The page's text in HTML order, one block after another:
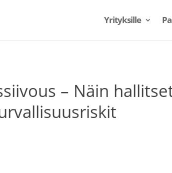
Yrityksille
– Näin